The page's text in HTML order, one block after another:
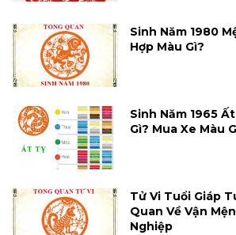
Sinh Năm 1980
Hợp Màu Gì?
Sinh Năm 1965
Gì? Mua Xe Màu
Tử Vi Tuổi Giáp
Quan Về Vận
Nghiệp